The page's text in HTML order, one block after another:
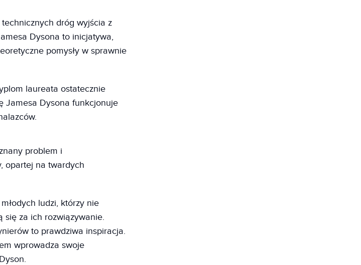
dróg wyjścia z
Dysona to inicjatywa,
pomysły w sprawnie
laureata ostatecznie
Jamesa Dysona funkcjonuje
problem i
opartej na twardych
ludzi, którzy nie
się za ich rozwiązywanie.
to prawdziwa inspiracja.
wprowadza swoje